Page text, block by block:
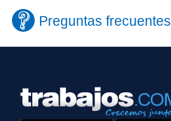
Preguntas frecuentes